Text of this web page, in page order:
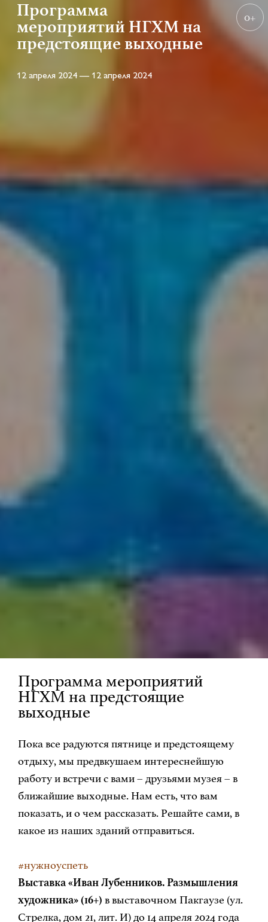
Программа
мероприятий НГХМ на
предстоящие выходные
12 апреля 2024 — 12 апреля 2024
0+
Программа мероприятий
НГХМ на предстоящие
выходные
Пока все радуются пятнице и предстоящему
отдыху, мы предвкушаем интереснейшую
работу и встречи с вами – друзьями музея – в
ближайшие выходные. Нам есть, что вам
показать, и о чем рассказать. Решайте сами, в
какое из наших зданий отправиться.
#нужноуспеть
Выставка «Иван Лубенников. Размышления
художника» (16+) в выставочном Пакгаузе (ул.
Стрелка, дом 21, лит. И) до 14 апреля 2024 года